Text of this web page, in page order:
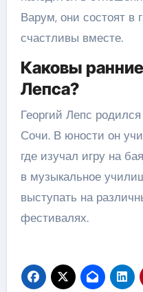
Варум, они состоят в
счастливы вместе.
Каковы
Лепса?
Георгий Лепс
Сочи. В юности он
где изучал игру на
в музыкальное
выступать на
фестивалях.